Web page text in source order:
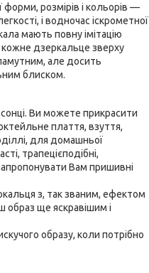
розмірів і кольорів —
і водночас іскрометної
мають повну імітацію
кожне дзеркальце зверху
але досить
блиском.
Ви можете прикрасити
плаття, взуття,
для домашньої
трапецієподібні,
Вам пришивні
з, так званим, ефектом
образ ще яскравішим і
образу, коли потрібно